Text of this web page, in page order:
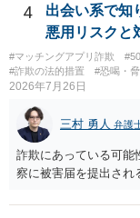
りますが、携帯電話
を特定した後は、返
本的に贈与に該当す
当方に返金の理屈があ
た金額について、裏付
からスタートするこ
ことの立証は簡単では
返金交渉で有利になる
に難しいところがあり
は、証拠を拝見する必
4
出会い系で知
悪用リスクと
#マッチングアプリ詐欺
#詐欺の法的措置
#恐喝・
2026年7月26日
三村 勇人 弁護
詐欺にあっている可能
察に被害届を提出され